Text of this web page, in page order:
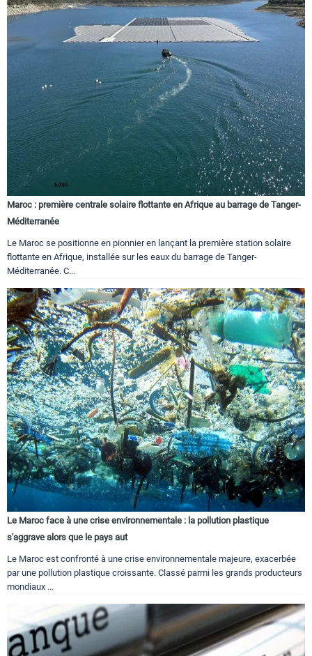
Maroc : première centrale solaire flottante en Afrique au barrage de Tanger-
Méditerranée
Le Maroc se positionne en pionnier en lançant la première station solaire
flottante en Afrique, installée sur les eaux du barrage de Tanger-
Méditerranée. C...
Le Maroc face à une crise environnementale : la pollution plastique
s'aggrave alors que le pays aut
Le Maroc est confronté à une crise environnementale majeure, exacerbée
par une pollution plastique croissante. Classé parmi les grands producteurs
mondiaux ...